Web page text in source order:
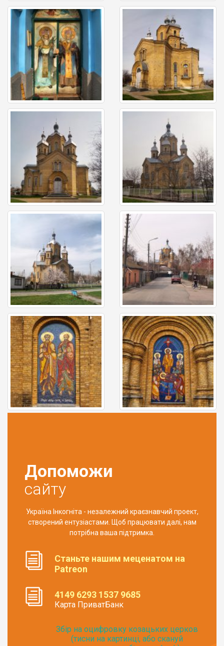
Допоможи
сайту
Україна Інкогніта - незалежний краєзнавчий проект,
створений ентузіастами. Щоб працювати далі, нам
потрібна ваша підтримка.
Станьте нашим меценатом на
Patreon
4149 6293 1537 9685
Карта ПриватБанк
Збір на оцифровку козацьких церков
(тисни на картинці, або скануй